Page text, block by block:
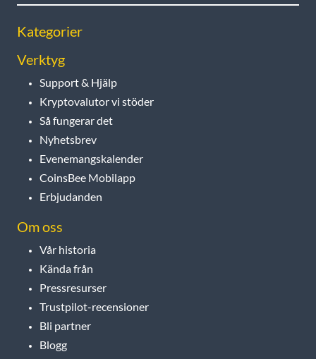
Kategorier
Verktyg
Support & Hjälp
Kryptovalutor vi stöder
Så fungerar det
Nyhetsbrev
Evenemangskalender
CoinsBee Mobilapp
Erbjudanden
Om oss
Vår historia
Kända från
Pressresurser
Trustpilot-recensioner
Bli partner
Blogg